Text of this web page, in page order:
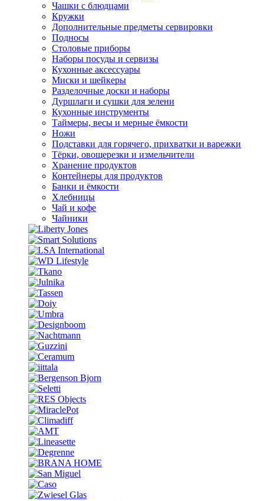
Чашки с блюдцами
Кружки
Дополнительные предметы сервировки
Подносы
Столовые приборы
Наборы посуды и сервизы
Кухонные аксессуары
Миски и шейкеры
Разделочные доски и наборы
Дуршлаги и сушки для зелени
Кухонные инструменты
Таймеры, весы и мерные ёмкости
Ножи
Подставки для горячего, прихватки и варежки
Тёрки, овощерезки и измельчители
Хранение продуктов
Контейнеры для продуктов
Банки и ёмкости
Хлебницы
Чай и кофе
Чайники